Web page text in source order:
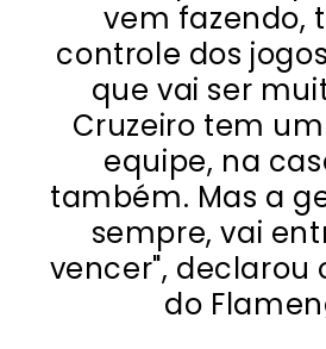
vem fazendo,
controle dos
que vai ser
Cruzeiro tem
equipe, na
também. Mas a
sempre, vai
vencer", declarou
do